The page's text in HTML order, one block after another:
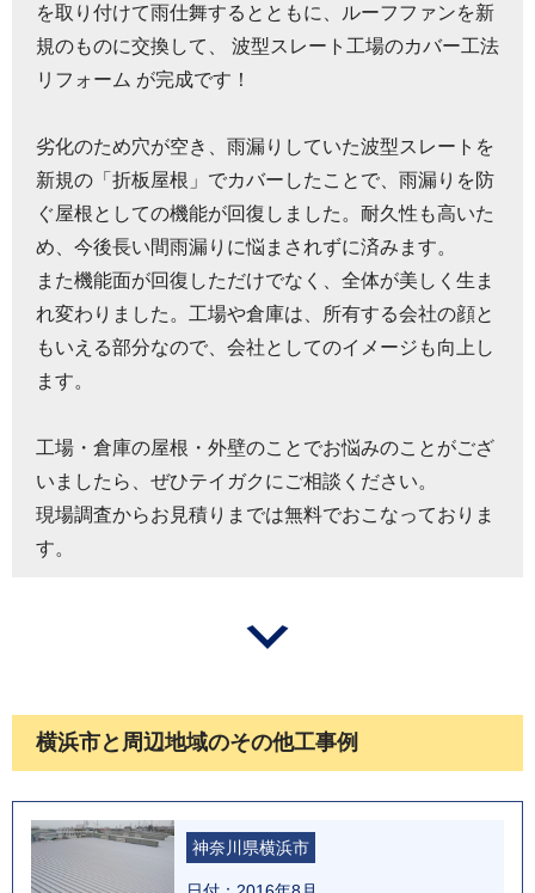
を取り付けて雨仕舞するとともに、ルーフファンを新
規のものに交換して、 波型スレート工場のカバー工法
リフォーム が完成です！
劣化のため穴が空き、雨漏りしていた波型スレートを
新規の「折板屋根」でカバーしたことで、雨漏りを防
ぐ屋根としての機能が回復しました。耐久性も高いた
め、今後長い間雨漏りに悩まされずに済みます。
また機能面が回復しただけでなく、全体が美しく生ま
れ変わりました。工場や倉庫は、所有する会社の顔と
もいえる部分なので、会社としてのイメージも向上し
ます。
工場・倉庫の屋根・外壁のことでお悩みのことがござ
いましたら、ぜひテイガクにご相談ください。
現場調査からお見積りまでは無料でおこなっておりま
す。
横浜市と周辺地域のその他工事例
神奈川県横浜市